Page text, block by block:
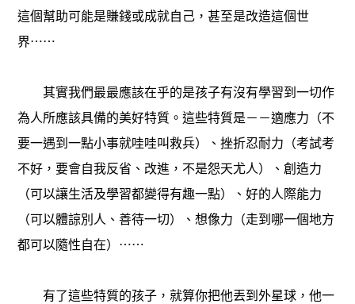
這個幫助可能是賺錢或成就自己，甚至是改造這個世
界⋯⋯
其實我們最最應該在乎的是孩子有沒有學習到一切作
為人所應該具備的美好特質。這些特質是－－適應力（不
要一遇到一點小事就哇哇叫救兵）、挫折忍耐力（考試考
不好，要會自我反省、改進，不是怨天尤人）、創造力
（可以讓生活及學習都變得有趣一點）、好的人際能力
（可以體諒別人、善待一切）、想像力（走到哪一個地方
都可以隨性自在）⋯⋯
有了這些特質的孩子，就算你把他丟到外星球，他一